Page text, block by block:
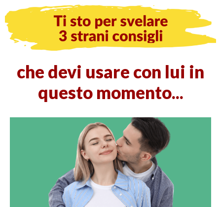
che devi usare con lui in
questo momento...